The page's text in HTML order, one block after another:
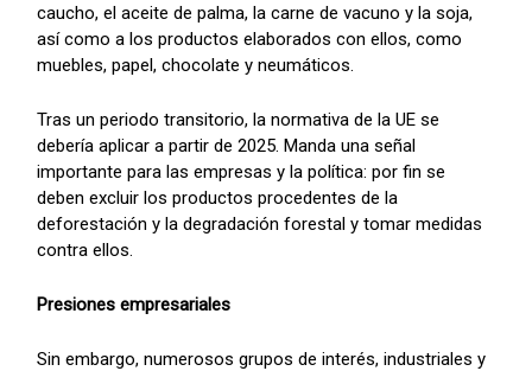
caucho, el aceite de palma, la carne de vacuno y la soja,
así como a los productos elaborados con ellos, como
muebles, papel, chocolate y neumáticos.
Tras un periodo transitorio, la normativa de la UE se
debería aplicar a partir de 2025. Manda una señal
importante para las empresas y la política: por fin se
deben excluir los productos procedentes de la
deforestación y la degradación forestal y tomar medidas
contra ellos.
Presiones empresariales
Sin embargo, numerosos grupos de interés, industriales y